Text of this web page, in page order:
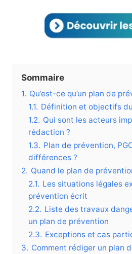
Sommaire
1. Qu’est-ce qu’un plan de
1.1. Définition et objectifs
1.2. Qui sont les acteurs
rédaction ?
1.3. Plan de prévention,
différences ?
2. Quand le plan de
2.1. Les situations légales
prévention écrit
2.2. Liste des travaux
un plan de prévention
2.3. Exceptions et cas
3. Comment rédiger un plan